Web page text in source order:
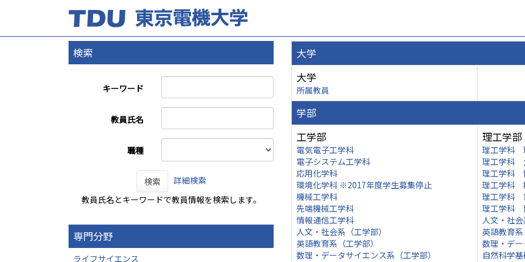
検索
キーワード
教員氏名
職種
検索
詳細検索
教員氏名とキーワードで教員情報を検索します。
専門分野
ライフサイエンス
大学
大学
所属教員
学部
工学部
電気電子工学科
電子システム工学科
応用化学科
環境化学科 ※2017年度学生募集停止
機械工学科
先端機械工学科
情報通信工学科
人文・社会系（工学部）
英語教育系（工学部）
数理・データサイエンス系（工学部）
理工学部
理工学科
理工学科
理工学科
理工学科
理工学科
理工学科
人文・社
英語教育
数理・デ
自然科学